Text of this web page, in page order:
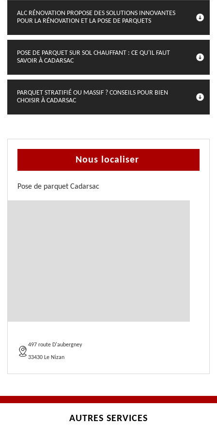
ALC RÉNOVATION PROPOSE DES SOLUTIONS INNOVANTES
POUR LA RÉNOVATION ET LA POSE DE PARQUETS
POSE DE PARQUET SUR SOL CHAUFFANT : CE QU'IL FAUT
SAVOIR À CADARSAC
PARQUET STRATIFIÉ OU MASSIF ? CONSEILS POUR BIEN
CHOISIR À CADARSAC
Nous localiser
Pose de parquet Cadarsac
497 route D'aubergney
33430 Le Nizan
AUTRES SERVICES